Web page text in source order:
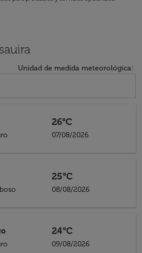
Unidad de medida meteorológica:
26°C
07/08/2026
25°C
08/08/2026
24°C
09/08/2026